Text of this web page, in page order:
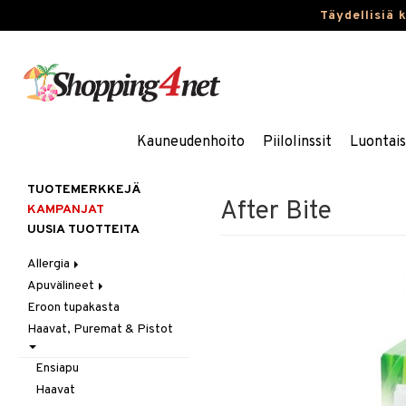
Täydellisiä
Kauneudenhoito Piilolinssit
After Bite
TUOTEMERKKEJÄ
KAMPANJAT
UUSIA TUOTTEITA
Allergia
Nenäsuihkeet
Silmätipat
Apuvälineet
Hygienia
Kävely & Seisominen
Kylpy / WC
Saa kiinni & Ylety
Eroon tupakasta
Haavat, Puremat & Pistot
Ensiapu
Haavat